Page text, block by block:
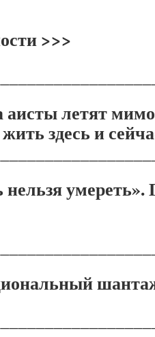
>>>
аисты летят
здесь и
умереть».